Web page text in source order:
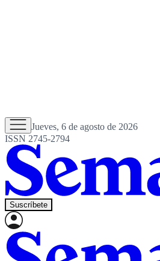
Jueves, 6 de agosto de 2026
ISSN 2745-2794
Suscríbete